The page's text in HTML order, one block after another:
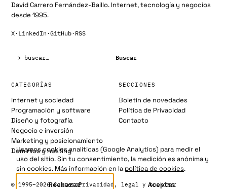
David Carrero Fernández-Baillo. Internet, tecnología y negocios
desde 1995.
X· LinkedIn·GitHub· RSS
Buscar
CATEGORÍAS
Internet y sociedad
Programación y software
Diseño y fotografía
Negocio e inversión
Marketing y posicionamiento
Dominios y hosting
SECCIONES
Boletín de novedades
Política de Privacidad
Contacto
© 1995–2026 CarreroPrivacidad, legal y cookies
Usamos cookies analíticas (Google Analytics) para medir el
uso del sitio. Sin tu consentimiento, la medición es anónima y
sin cookies. Más información en lapolítica de cookies.
Rechazar Aceptar